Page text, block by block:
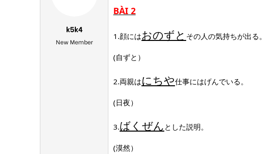
k5k4
New Member
BÀI 2
1.顔にはおのずと その人の気持ちが出る。
(自ずと）
2.両親はにちや仕事にはげんでいる。
(日夜）
3.ばくぜん とした説明。
(漠然）